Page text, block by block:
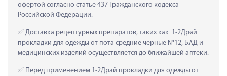
офертой согласно статье 437 Гражданского кодекса
Российской Федерации.
Доставка рецептурных препаратов, таких как  1-2Драй
прокладки для одежды от пота средние черные №12, БАД и
медицинских изделий осуществляется до ближайшей аптеки.
Перед применением 1-2Драй прокладки для одежды от